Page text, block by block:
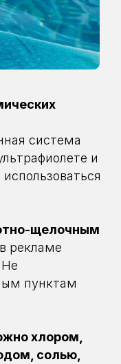
система
и
щелочным
рекламе
Не
пунктам
хлором,
солью,